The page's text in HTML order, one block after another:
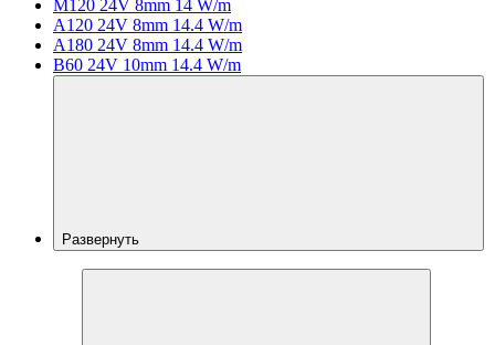
M120 24V 8mm 14 W/m
A120 24V 8mm 14.4 W/m
A180 24V 8mm 14.4 W/m
B60 24V 10mm 14.4 W/m
Развернуть